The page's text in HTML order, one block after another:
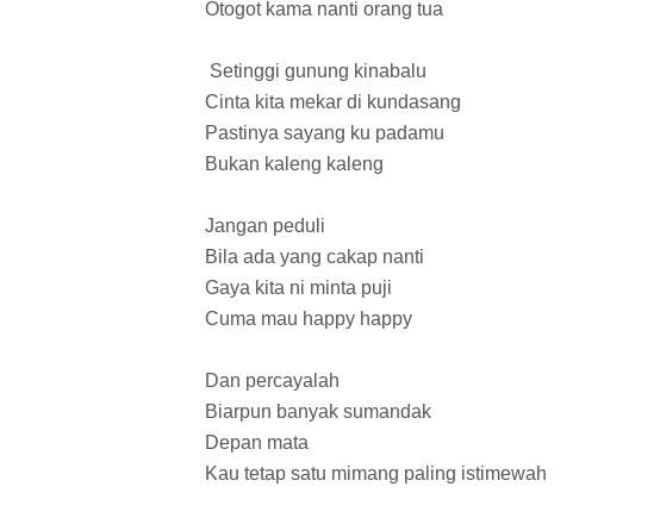
Otogot kama nanti orang tua
Setinggi gunung kinabalu
Cinta kita mekar di kundasang
Pastinya sayang ku padamu
Bukan kaleng kaleng
Jangan peduli
Bila ada yang cakap nanti
Gaya kita ni minta puji
Cuma mau happy happy
Dan percayalah
Biarpun banyak sumandak
Depan mata
Kau tetap satu mimang paling istimewah